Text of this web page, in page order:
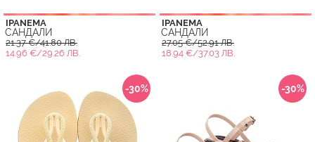
IPANEMA
САНДАЛИ
21.37 €/41.80 ЛВ.
14.96 €/29.26 ЛВ.
IPANEMA
САНДАЛИ
27.05 €/52.91 ЛВ.
18.94 €/37.03 ЛВ.
-30% -30%